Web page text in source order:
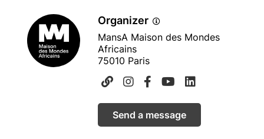
Organizer
MansA Maison des Mondes
Africains
75010 Paris
Send a message